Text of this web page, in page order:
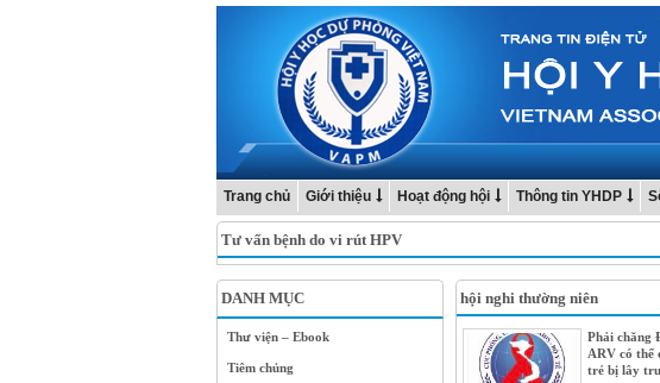
Trang chủ Giới thiệu Hoạt động hội Thông tin YHDP
Tư vấn bệnh do vi rút HPV
DANH MỤC
Thư viện – Ebook
Tiêm chủng
hội nghi thường niên
Phải chăng
ARV có thể
trẻ bị lây